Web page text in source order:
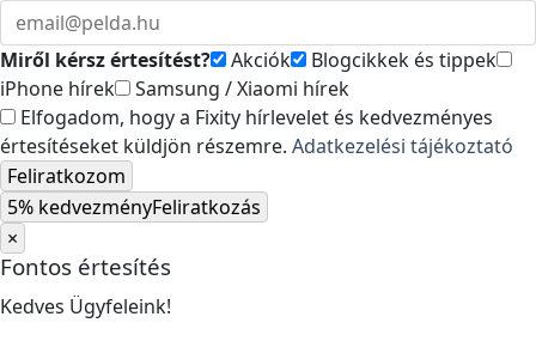
Miről kérsz értesítést? Akciók
Blogcikkek és tippek
iPhone hírek
Samsung / Xiaomi hírek
Elfogadom, hogy a Fixity hírlevelet és kedvezményes
értesítéseket küldjön részemre. Adatkezelési tájékoztató
Feliratkozom
5% kedvezményFeliratkozás
×
Fontos értesítés
Kedves Ügyfeleink!